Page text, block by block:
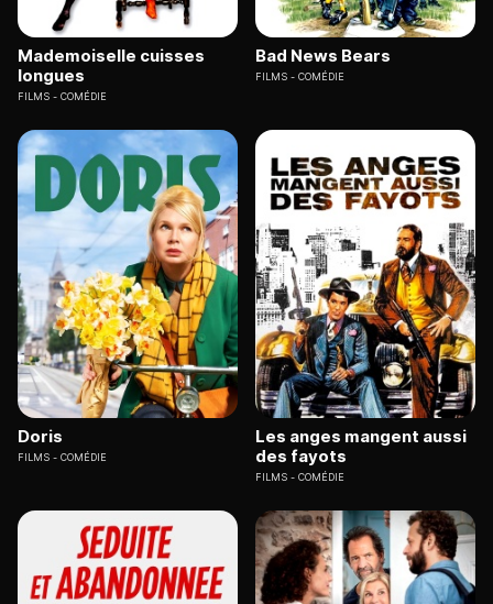
Mademoiselle cuisses
longues
FILMS COMÉDIE
Bad News Bears
FILMS COMÉDIE
Doris
FILMS COMÉDIE
Les anges mangent aussi
des fayots
FILMS COMÉDIE